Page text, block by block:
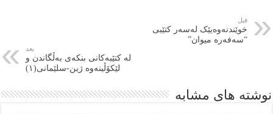
قبل
خوێندنەوەیێک لەسەر کتێبی
“سەفەرە میوان”
بعد
لە کتێبەکانی بنکەی بەڵگاندن و
لێکۆڵینەوە ژین-سلێمانی(١)
نوشته های مشابه